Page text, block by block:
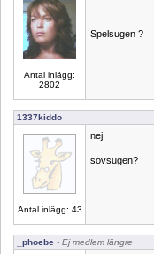
Antal inlägg:
2802
Spelsugen ?
1337kiddo
Antal inlägg: 43
nej
sovsugen?
_phoebe - Ej medlem längre